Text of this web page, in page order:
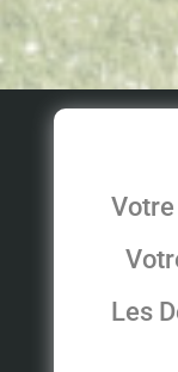
Votre
Les